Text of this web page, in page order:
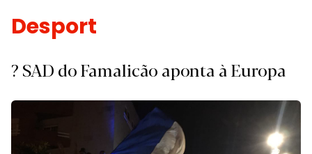
Desporto.
? SAD do Famalicão aponta à Europa